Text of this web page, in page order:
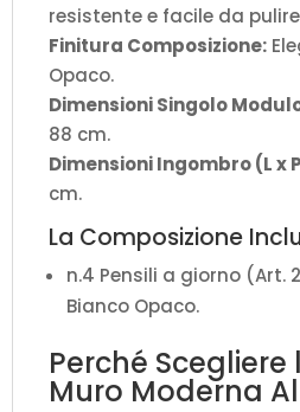
resistente e facile da
Finitura Composizione:
Opaco.
Dimensioni Singolo Modulo
88 cm.
Dimensioni Ingombro (L x
cm.
La Composizione
n.4 Pensili a giorno (Art.
Bianco Opaco.
Perché Scegliere
Muro Moderna